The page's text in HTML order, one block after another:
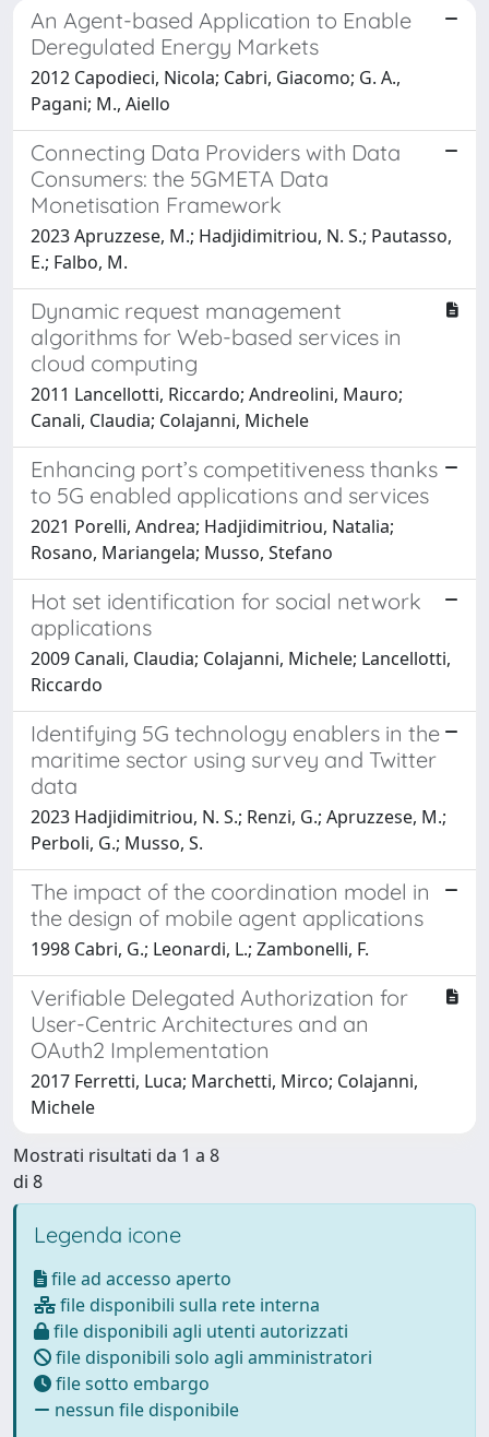
An Agent-based Application to Enable
Deregulated Energy Markets
2012 Capodieci, Nicola; Cabri, Giacomo; G. A.,
Pagani; M., Aiello
Connecting Data Providers with Data
Consumers: the 5GMETA Data
Monetisation Framework
2023 Apruzzese, M.; Hadjidimitriou, N. S.; Pautasso,
E.; Falbo, M.
Dynamic request management
algorithms for Web-based services in
cloud computing
2011 Lancellotti, Riccardo; Andreolini, Mauro;
Canali, Claudia; Colajanni, Michele
Enhancing port’s competitiveness thanks
to 5G enabled applications and services
2021 Porelli, Andrea; Hadjidimitriou, Natalia;
Rosano, Mariangela; Musso, Stefano
Hot set identification for social network
applications
2009 Canali, Claudia; Colajanni, Michele; Lancellotti,
Riccardo
Identifying 5G technology enablers in the
maritime sector using survey and Twitter
data
2023 Hadjidimitriou, N. S.; Renzi, G.; Apruzzese, M.;
Perboli, G.; Musso, S.
The impact of the coordination model in
the design of mobile agent applications
1998 Cabri, G.; Leonardi, L.; Zambonelli, F.
Verifiable Delegated Authorization for
User-Centric Architectures and an
OAuth2 Implementation
2017 Ferretti, Luca; Marchetti, Mirco; Colajanni,
Michele
Mostrati risultati da 1 a 8
di 8
Legenda icone
file ad accesso aperto
file disponibili sulla rete interna
file disponibili agli utenti autorizzati
file disponibili solo agli amministratori
file sotto embargo
nessun file disponibile